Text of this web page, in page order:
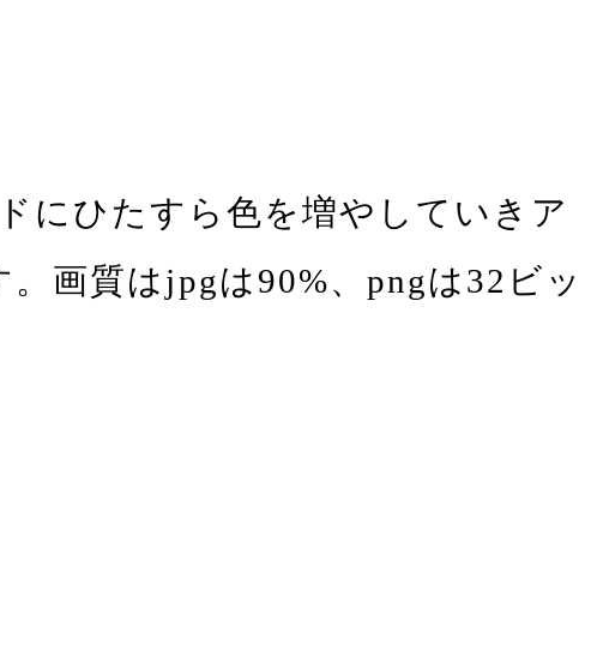
にひたすら色を増やしていきア
画質はjpgは90%、pngは32ビッ